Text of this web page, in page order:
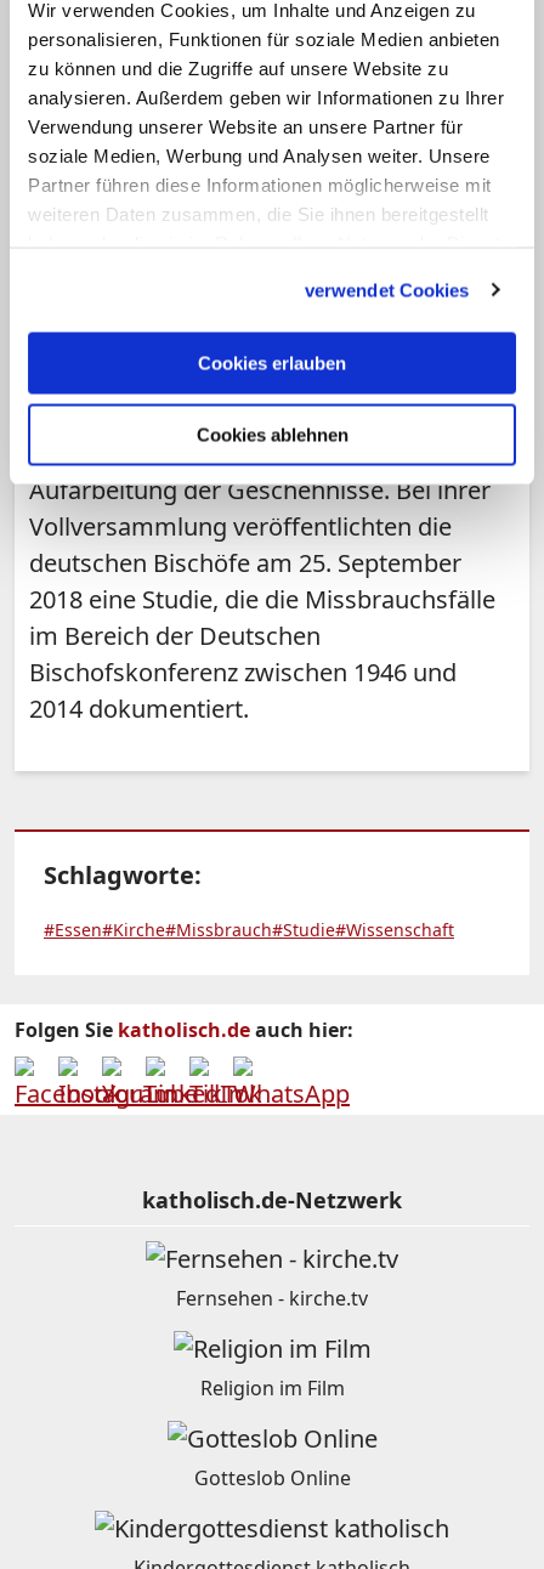
Wir verwenden Cookies, um Inhalte und Anzeigen zu
personalisieren, Funktionen für soziale Medien anbieten
zu können und die Zugriffe auf unsere Website zu
analysieren. Außerdem geben wir Informationen zu Ihrer
Verwendung unserer Website an unsere Partner für
soziale Medien, Werbung und Analysen weiter. Unsere
Partner führen diese Informationen möglicherweise mit
weiteren Daten zusammen, die Sie ihnen bereitgestellt
verwendet Cookies
Cookies erlauben
Cookies ablehnen
2010 wurde erstmals eine größere Zahl
von Missbrauchsfällen in der katholischen
Kirche in Deutschland bekannt. Seitdem
bemüht sich die Kirche um eine
Aufarbeitung der Geschehnisse. Bei ihrer
Vollversammlung veröffentlichten die
deutschen Bischöfe am 25. September
2018 eine Studie, die die Missbrauchsfälle
im Bereich der Deutschen
Bischofskonferenz zwischen 1946 und
2014 dokumentiert.
Schlagworte:
#Essen#Kirche#Missbrauch#Studie#Wissenschaft
Folgen Sie katholisch.deauch hier:
katholisch.de-Netzwerk
Fernsehen - kirche.tv
Religion im Film
Gotteslob Online